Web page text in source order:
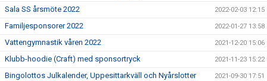
Sala SS årsmöte 2022 2022-02-03 12:15
Familjesponsorer 2022 2022-01-27 13:58
Vattengymnastik våren 2022 2021-12-20 15:06
Klubb-hoodie (Craft) med sponsortryck 2021-11-23 15:22
Bingolottos Julkalender, Uppesittarkväll och Nyårslotter 2021-09-30 17:51